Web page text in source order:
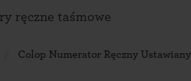
ręczne taśmowe
Colop Numerator Ręczny